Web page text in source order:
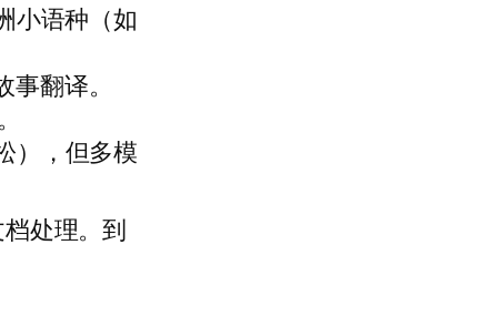
小语种（如
翻译。
），但多模
处理。到